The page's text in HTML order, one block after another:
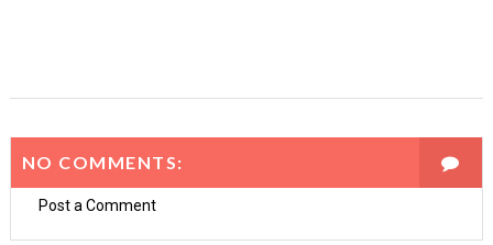
NO COMMENTS:
Post a Comment